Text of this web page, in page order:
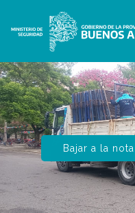
Bajar a la nota